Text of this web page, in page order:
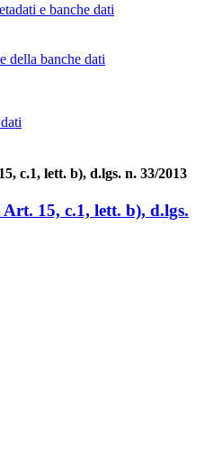
e banche dati
della banche dati
c.1, lett. b), d.lgs. n. 33/2013
15, c.1, lett. b), d.lgs.